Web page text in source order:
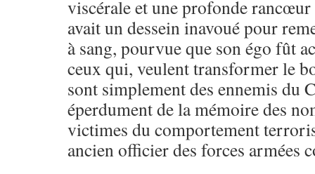
viscérale et une profonde
avait un dessein inavoué pour
à sang, pourvue que son égo fût
ceux qui, veulent transformer le
sont simplement des ennemis du
éperdument de la mémoire des
victimes du comportement
ancien officier des forces armées